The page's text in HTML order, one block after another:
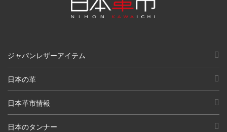
ジャパンレザーアイテム
日本の革
日本革市情報
日本のタンナー